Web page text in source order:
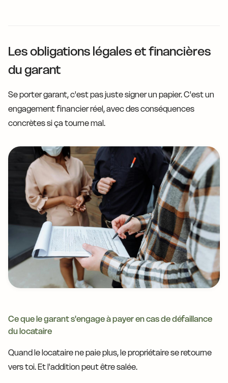
Les obligations légales et financières
du garant
Se porter garant, c'est pas juste signer un papier. C'est un
engagement financier réel, avec des conséquences
concrètes si ça tourne mal.
Ce que le garant s'engage à payer en cas de défaillance
du locataire
Quand le locataire ne paie plus, le propriétaire se retourne
vers toi. Et l'addition peut être salée.